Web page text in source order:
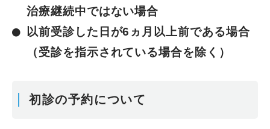
治療継続中ではない場合
以前受診した日が6ヵ月以上前である場合
（受診を指示されている場合を除く）
初診の予約について